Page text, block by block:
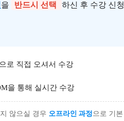
을 반드시 선택
하신 후 수강 신청
로 직접 오셔서 수강
을 통해 실시간 수강
않으실 경우 오프라인 과정으로 기본